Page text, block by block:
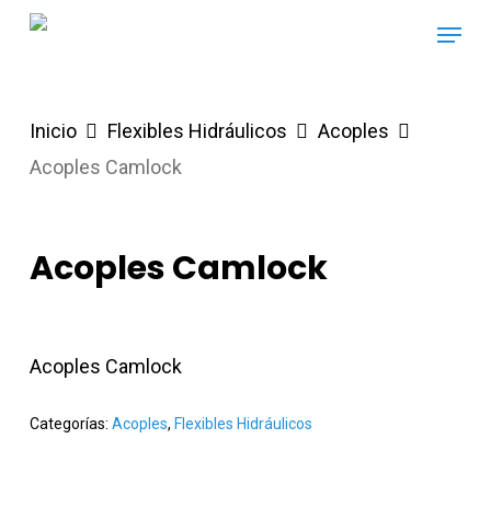
Skip
content
Menu
Inicio Flexibles Hidráulicos
Acoples
Acoples Camlock
Acoples Camlock
Acoples Camlock
Categorías: Acoples, Flexibles Hidráulicos